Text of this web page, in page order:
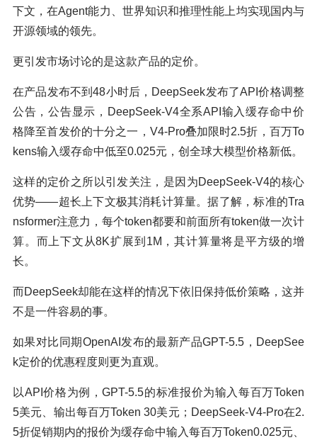
下文，在Agent能力、世界知识和推理性能上均实现国内与
开源领域的领先。
更引发市场讨论的是这款产品的定价。
在产品发布不到48小时后，DeepSeek发布了API价格调整
公告，公告显示，DeepSeek-V4全系API输入缓存命中价
格降至首发价的十分之一，V4-Pro叠加限时2.5折，百万To
kens输入缓存命中低至0.025元，创全球大模型价格新低。
这样的定价之所以引发关注，是因为DeepSeek-V4的核心
优势——超长上下文极其消耗计算量。据了解，标准的Tra
nsformer注意力，每个token都要和前面所有token做一次计
算。而上下文从8K扩展到1M，其计算量将是平方级的增
长。
而DeepSeek却能在这样的情况下依旧保持低价策略，这并
不是一件容易的事。
如果对比同期OpenAI发布的最新产品GPT-5.5，DeepSee
k定价的优惠程度则更为直观。
以API价格为例，GPT-5.5的标准报价为输入每百万Token
5美元、输出每百万Token 30美元；DeepSeek-V4-Pro在2.
5折促销期内的报价为缓存命中输入每百万Token0.025元、